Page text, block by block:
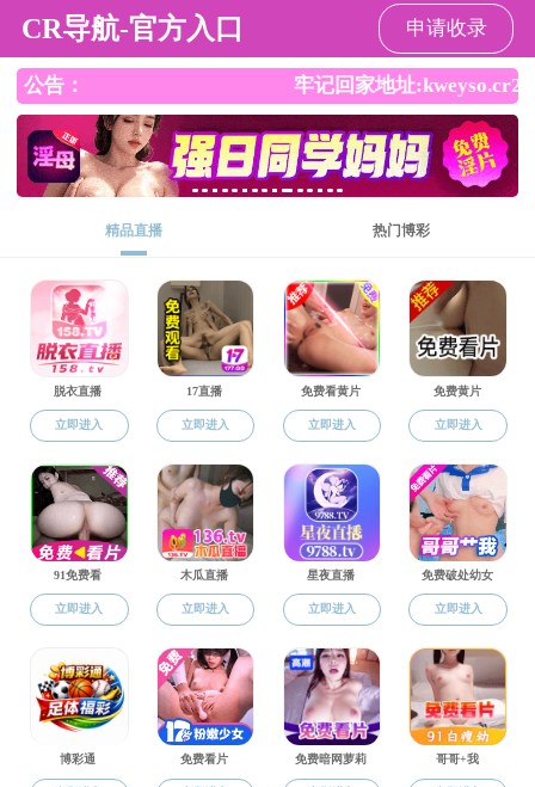
欢迎访问成人导航 ！
成人导航 成人导航概况 师资
科学研究
主